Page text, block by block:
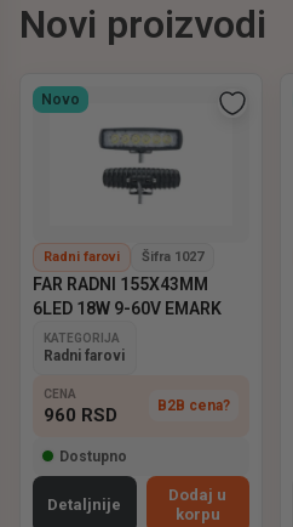
Novi proizvodi
Novo
Radni farovi Šifra 1027
FAR RADNI 155X43MM
6LED 18W 9-60V EMARK
KATEGORIJA
Radni farovi
CENA
960 RSD B2B cena?
Dostupno
Detaljnije
Dodaj u
korpu